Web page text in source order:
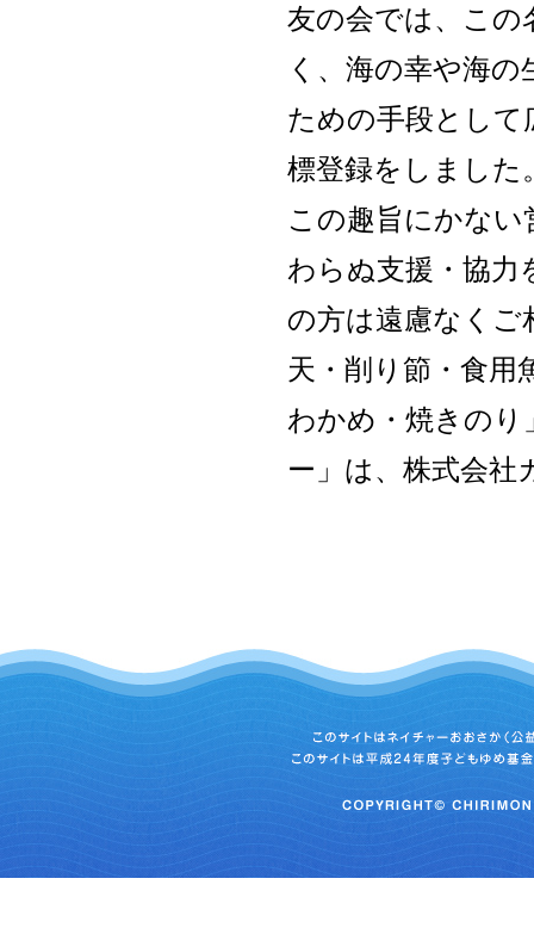
友の会では、この
く、海の幸や海
ための手段とし
標登録をしました
この趣旨にかな
わらぬ支援・協力
の方は遠慮なくご
天・削り節・食用
わかめ・焼きの
ー」は、株式会社